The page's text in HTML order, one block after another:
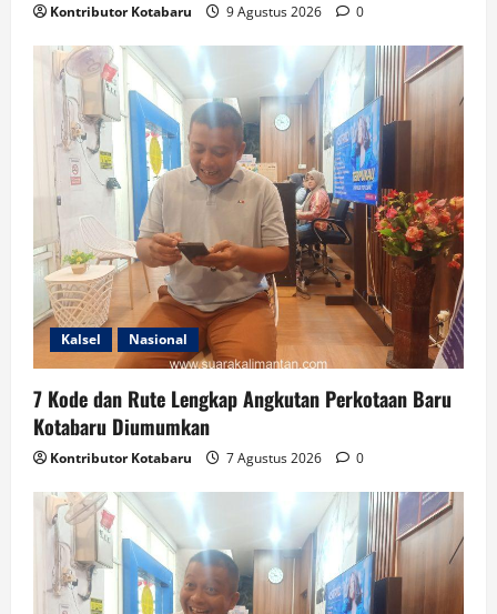
Kontributor Kotabaru 9 Agustus 2026 0
Kalsel Nasional
7 Kode dan Rute Lengkap Angkutan Perkotaan Baru
Kotabaru Diumumkan
Kontributor Kotabaru 7 Agustus 2026 0